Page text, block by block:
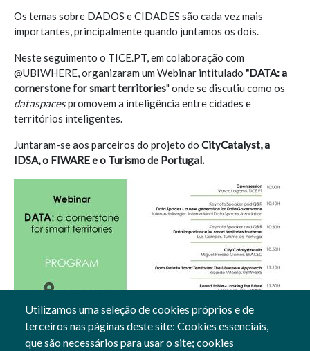
Os temas sobre DADOS e CIDADES são cada vez mais
importantes, principalmente quando juntamos os dois.
Neste seguimento o TICE.PT, em colaboração com
@UBIWHERE, organizaram um Webinar intitulado "DATA: a
cornerstone for smart territories" onde se discutiu como os
dataspacespromovem a inteligência entre cidades e
territórios inteligentes.
Juntaram-se aos parceiros do projeto do CityCatalyst, a
IDSA, o FIWARE e o Turismo de Portugal.
18 Sep, 2023
Utilizamos uma seleção de cookies próprios e de
terceiros nas páginas deste site: Cookies essenciais,
que são necessários para usar o site; cookies